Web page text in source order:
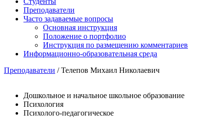
Преподаватели
Часто задаваемые вопросы
Основная инструкция
Положение о портфолио
Инструкция по размещению комментариев
Информационно-образовательная среда
Преподаватели / Телепов Михаил Николаевич
Дошкольное и начальное школьное образование
Психология
Психолого-педагогическое